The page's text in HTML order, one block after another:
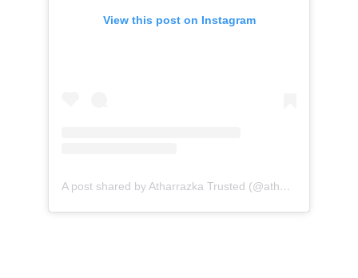
View this post on Instagram
A post shared by Atharrazka Trusted (@atharrazka.agency)